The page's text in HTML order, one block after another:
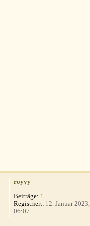
royyy
Beiträge: 1
Registriert: 12. Januar 2023,
06:07